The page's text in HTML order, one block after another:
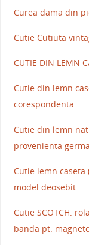
Curea dama din
Cutie Cutiuta
CUTIE DIN LEMN
Cutie din lemn
corespondenta
Cutie din lemn
provenienta
Cutie lemn caseta
model deosebit
Cutie SCOTCH.
banda pt.